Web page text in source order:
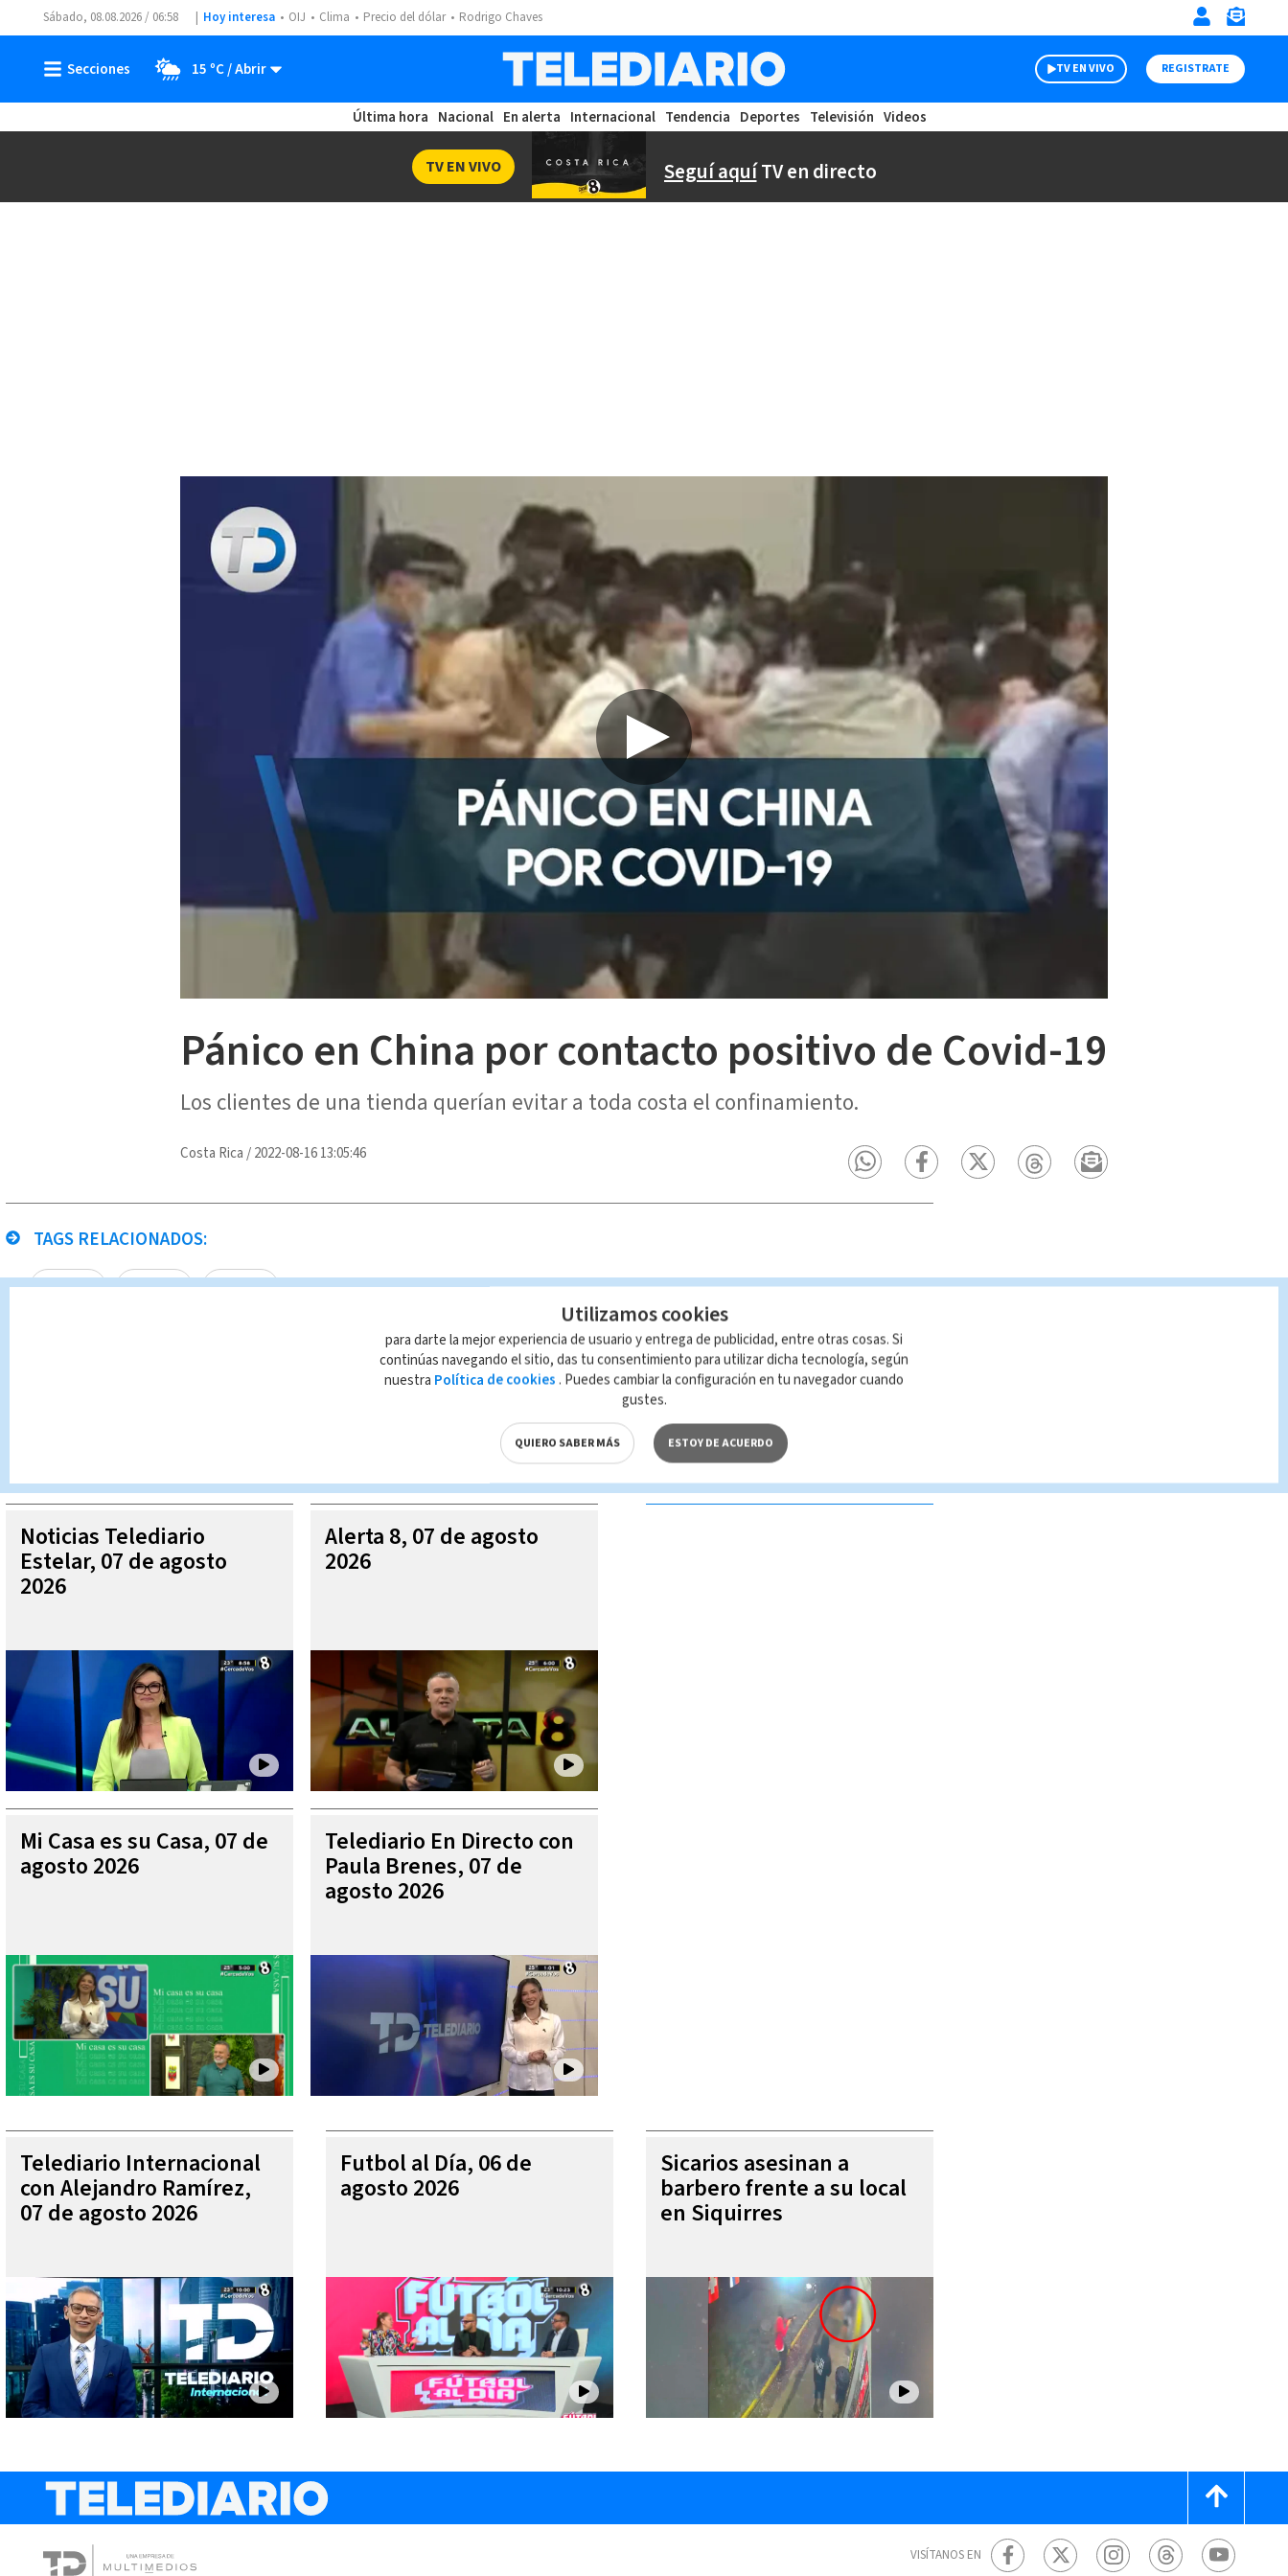
Sábado, 08.08.2026 / 06:58 Hoy interesa OIJ Clima Precio del dólar Rodrigo Chaves
15 ºC TV EN VIVO REGISTRATE
Última hora Nacional En alerta Internacional Tendencia Deportes Televisión Videos
Seguí aquíTV en directo
TV EN VIVO
Pánico en China por contacto positivo de Covid-19
Los clientes de una tienda querían evitar a toda costa el confinamiento.
Costa Rica /2022-08-16 13:05:46
TAGS RELACIONADOS:
China pánico covid-19
Queda prohibida la reproducción total o parcial del contenido de esta página, mismo que es propiedad de TELEDIARIO; su reproducción no
MÁS VIDEOS
Noticias Telediario
Estelar, 07 de agosto
2026
Alerta 8, 07 de agosto
2026
Mi Casa es su Casa, 07 de
agosto 2026
Telediario En Directo con
Paula Brenes, 07 de
agosto 2026
Telediario Internacional
con Alejandro Ramírez,
07 de agosto 2026
Futbol al Día, 06 de
agosto 2026
Sicarios asesinan a
barbero frente a su local
en Siquirres
VISÍTANOS EN
Utilizamos cookies
para darte la mejor experiencia de usuario y entrega de publicidad, entre otras cosas. Si
continúas navegando el sitio, das tu consentimiento para utilizar dicha tecnología, según
nuestra Política de cookies . Puedes cambiar la configuración en tu navegador cuando
gustes.
QUIERO SABER MÁS ESTOY DE ACUERDO